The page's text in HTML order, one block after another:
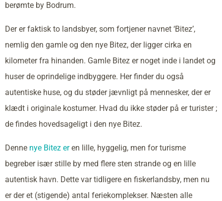
berømte by Bodrum.
Der er faktisk to landsbyer, som fortjener navnet ‘Bitez’,
nemlig den gamle og den nye Bitez, der ligger cirka en
kilometer fra hinanden. Gamle Bitez er noget inde i landet og
huser de oprindelige indbyggere. Her finder du også
autentiske huse, og du støder jævnligt på mennesker, der er
klædt i originale kostumer. Hvad du ikke støder på er turister ;
de findes hovedsageligt i den nye Bitez.
Denne nye Bitez eren lille, hyggelig, men for turisme
begreber især stille by med flere sten strande og en lille
autentisk havn. Dette var tidligere en fiskerlandsby, men nu
er der et (stigende) antal feriekomplekser. Næsten alle